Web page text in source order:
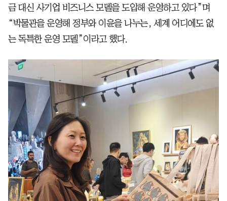
금 대신 사기업 비즈니스 모델을 도입해 운영하고 있다”며
“박물관을 운영해 정부와 이윤을 나누는, 세계 어디에도 없
는 독특한 운영 모델”이라고 했다.